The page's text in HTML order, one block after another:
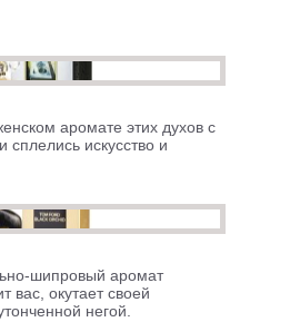
аромате этих духов с
искусство и
шипровый аромат
вас, окутает своей
негой.